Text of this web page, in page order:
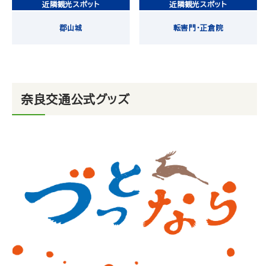
近隣観光スポット
郡山城
近隣観光スポット
転害門・正倉院
奈良交通公式グッズ